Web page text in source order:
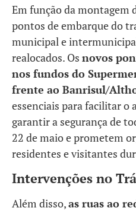
Em função da montagem
pontos de embarque do
municipal e
realocados. Os novos
nos fundos do
frente ao Banrisul/
essenciais para facilitar o
garantir a segurança de
22 de maio e prometem
residentes e visitantes
Intervenções no
Além disso,as ruas ao